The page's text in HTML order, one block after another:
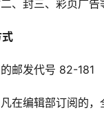
、封三、彩页广告
邮发代号 82-181
凡在编辑部订阅的，